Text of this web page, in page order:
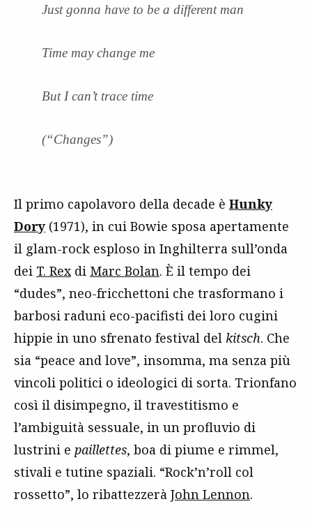
Just gonna have to be a different man
Time may change me
But I can’t trace time
(“Changes”)
Il primo capolavoro della decade è Hunky
Dory (1971), in cui Bowie sposa apertamente
il glam-rock esploso in Inghilterra sull’onda
dei T. Rex di Marc Bolan. È il tempo dei
“dudes”, neo-fricchettoni che trasformano i
barbosi raduni eco-pacifisti dei loro cugini
hippie in uno sfrenato festival del kitsch. Che
sia “peace and love”, insomma, ma senza più
vincoli politici o ideologici di sorta. Trionfano
così il disimpegno, il travestitismo e
l’ambiguità sessuale, in un profluvio di
lustrini e paillettes, boa di piume e rimmel,
stivali e tutine spaziali. “Rock’n’roll col
rossetto”, lo ribattezzerà John Lennon.